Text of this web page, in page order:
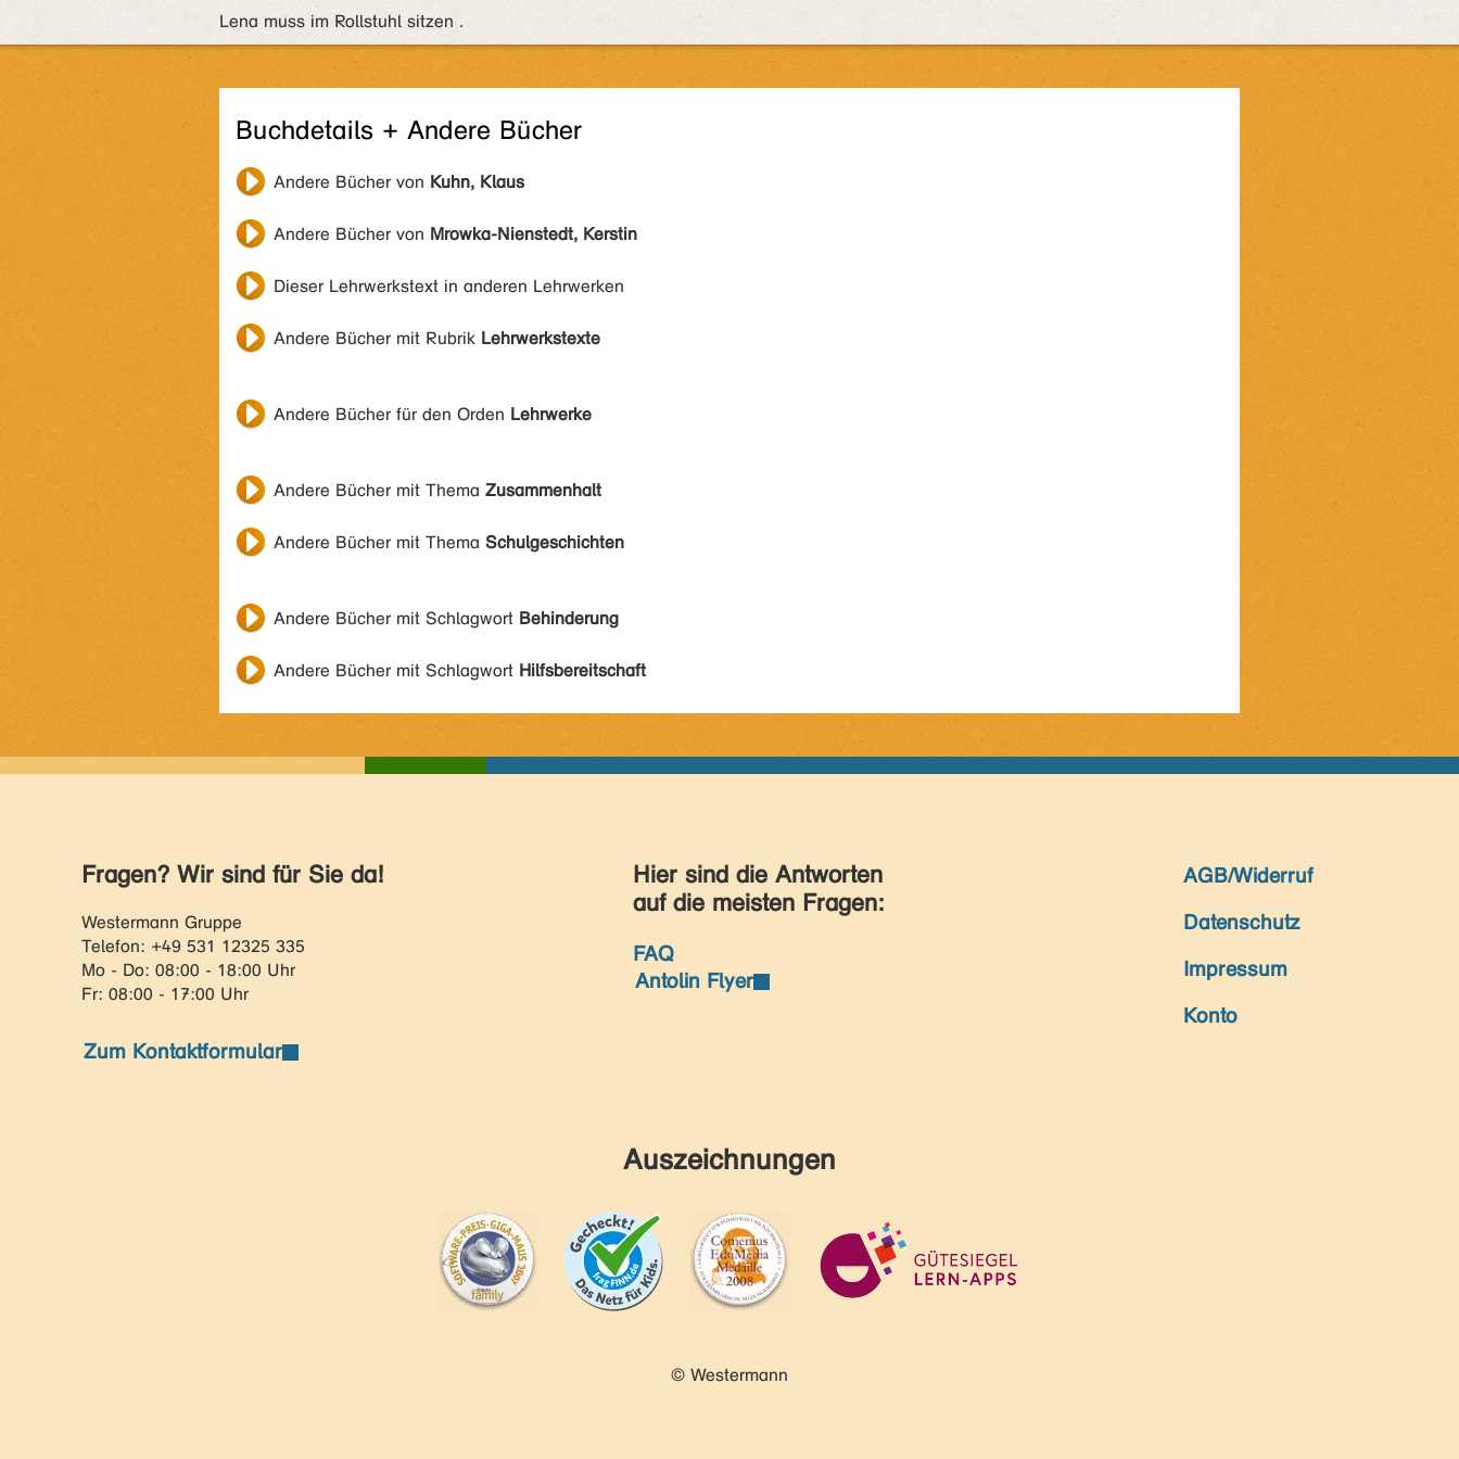
Lena muss im Rollstuhl sitzen .
Buchdetails + Andere Bücher
Andere Bücher von Kuhn, Klaus
Andere Bücher von Mrowka-Nienstedt, Kerstin
Dieser Lehrwerkstext in anderen Lehrwerken
Andere Bücher mit Rubrik Lehrwerkstexte
Andere Bücher für den Orden Lehrwerke
Andere Bücher mit Thema Zusammenhalt
Andere Bücher mit Thema Schulgeschichten
Andere Bücher mit Schlagwort Behinderung
Andere Bücher mit Schlagwort Hilfsbereitschaft